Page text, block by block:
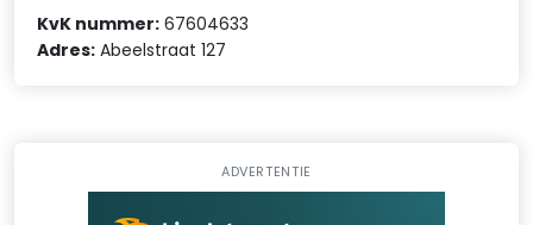
KvK nummer: 67604633
Adres: Abeelstraat 127
ADVERTENTIE